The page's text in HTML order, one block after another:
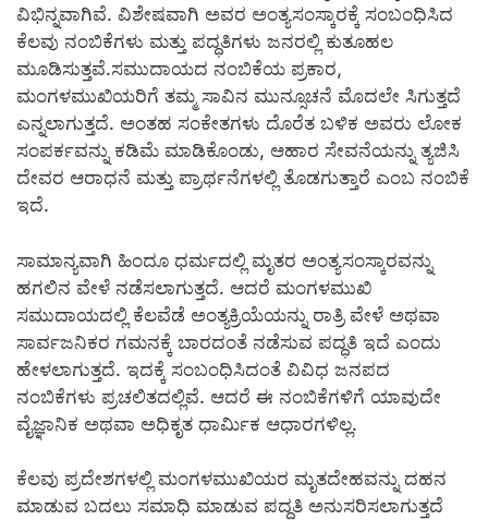
ವಿಭಿನ್ನವಾಗಿವೆ. ವಿಶೇಷವಾಗಿ ಅವರ ಅಂತ್ಯಸಂಸ್ಕಾರಕ್ಕೆ ಸಂಬಂಧಿಸಿದ
ಕೆಲವು ನಂಬಿಕೆಗಳು ಮತ್ತು ಪದ್ಧತಿಗಳು ಜನರಲ್ಲಿ ಕುತೂಹಲ
ಮೂಡಿಸುತ್ತವೆ.ಸಮುದಾಯದ ನಂಬಿಕೆಯ ಪ್ರಕಾರ,
ಮಂಗಳಮುಖಿಯರಿಗೆ ತಮ್ಮ ಸಾವಿನ ಮುನ್ಸೂಚನೆ ಮೊದಲೇ ಸಿಗುತ್ತದೆ
ಎನ್ನಲಾಗುತ್ತದೆ. ಅಂತಹ ಸಂಕೇತಗಳು ದೊರೆತ ಬಳಿಕ ಅವರು ಲೋಕ
ಸಂಪರ್ಕವನ್ನು ಕಡಿಮೆ ಮಾಡಿಕೊಂಡು, ಆಹಾರ ಸೇವನೆಯನ್ನು ತ್ಯಜಿಸಿ
ದೇವರ ಆರಾಧನೆ ಮತ್ತು ಪ್ರಾರ್ಥನೆಗಳಲ್ಲಿ ತೊಡಗುತ್ತಾರೆ ಎಂಬ ನಂಬಿಕೆ
ಇದೆ.
ಸಾಮಾನ್ಯವಾಗಿ ಹಿಂದೂ ಧರ್ಮದಲ್ಲಿ ಮೃತರ ಅಂತ್ಯಸಂಸ್ಕಾರವನ್ನು
ಹಗಲಿನ ವೇಳೆ ನಡೆಸಲಾಗುತ್ತದೆ. ಆದರೆ ಮಂಗಳಮುಖಿ
ಸಮುದಾಯದಲ್ಲಿ ಕೆಲವೆಡೆ ಅಂತ್ಯಕ್ರಿಯೆಯನ್ನು ರಾತ್ರಿ ವೇಳೆ ಅಥವಾ
ಸಾರ್ವಜನಿಕರ ಗಮನಕ್ಕೆ ಬಾರದಂತೆ ನಡೆಸುವ ಪದ್ಧತಿ ಇದೆ ಎಂದು
ಹೇಳಲಾಗುತ್ತದೆ. ಇದಕ್ಕೆ ಸಂಬಂಧಿಸಿದಂತೆ ವಿವಿಧ ಜನಪದ
ನಂಬಿಕೆಗಳು ಪ್ರಚಲಿತದಲ್ಲಿವೆ. ಆದರೆ ಈ ನಂಬಿಕೆಗಳಿಗೆ ಯಾವುದೇ
ವೈಜ್ಞಾನಿಕ ಅಥವಾ ಅಧಿಕೃತ ಧಾರ್ಮಿಕ ಆಧಾರಗಳಿಲ್ಲ.
ಕೆಲವು ಪ್ರದೇಶಗಳಲ್ಲಿ ಮಂಗಳಮುಖಿಯರ ಮೃತದೇಹವನ್ನು ದಹನ
ಮಾಡುವ ಬದಲು ಸಮಾಧಿ ಮಾಡುವ ಪದ್ಧತಿ ಅನುಸರಿಸಲಾಗುತ್ತದೆ